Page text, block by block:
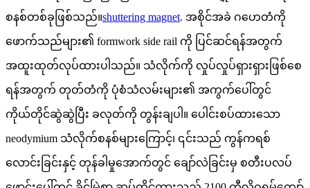
စနစ်တစ်ခုဖြစ်သည်။shuttering magnet. အစိုင်အခဲ ဂဟေတံကို
ဖောက်သည်များ၏ formwork side rail ကို ပြင်ဆင်ရန်အတွက်
အထူးထုတ်လုပ်ထားပါသည်။ သံလိုက်ကို လှုပ်လှုပ်ရှားရှားဖြစ်စေ
ရန်အတွက် တုတ်တံကို ပုံစံသံလမ်းများ၏ အကွက်ပေါ်တွင်
ကိုယ်တိုင်ဆွဲဆွဲပြီး ခလုတ်ကို တွန်းချပါ။ ပေါင်းစပ်ထားသော
neodymium သံလိုက်စနစ်များကြောင့်၊ ၎င်းသည် ကွန်ကရစ်
လောင်းခြင်းနှင့် တုန်ခါမှုအောက်တွင် ချော်လဲခြင်းမှ စတီးပလပ်